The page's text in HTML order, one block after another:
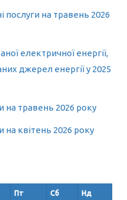
послуги на травень 2026
електричної енергії,
джерел енергії у 2025
на травень 2026 року
на квітень 2026 року
Пт Сб Нд